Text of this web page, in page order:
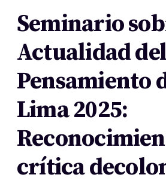
Publicaciones
Galería
Acerca de nosotros
Miembros
Reglamento
Seminario
Actualidad del
Pensamiento
Lima 2025:
crítica